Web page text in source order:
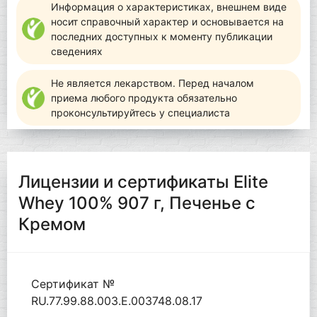
Информация о характеристиках, внешнем виде
носит справочный характер и основывается на
последних доступных к моменту публикации
сведениях
Не является лекарством. Перед началом
приема любого продукта обязательно
проконсультируйтесь у специалиста
Лицензии и сертификаты Elite
Whey 100% 907 г, Печенье с
Кремом
Сертификат №
RU.77.99.88.003.Е.003748.08.17